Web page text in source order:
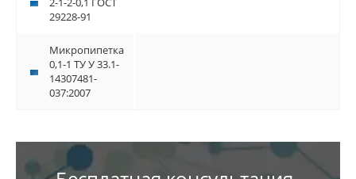
29228-91
Микропипетка
0,1-1 ТУ У 33.1-
14307481-
037:2007